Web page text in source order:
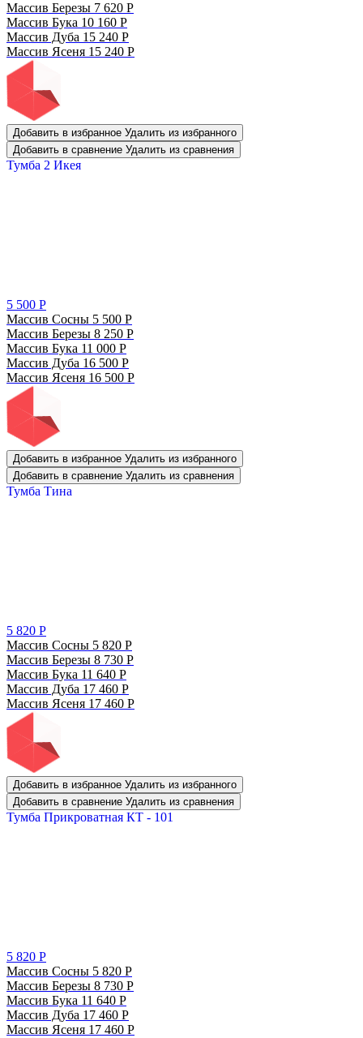
Массив Березы 7 620 Р
Массив Бука 10 160 Р
Массив Дуба 15 240 Р
Массив Ясеня 15 240 Р
Добавить в избранное Удалить из избранного
Добавить в сравнение Удалить из сравнения
Тумба 2 Икея
5 500 Р
Массив Сосны 5 500 Р
Массив Березы 8 250 Р
Массив Бука 11 000 Р
Массив Дуба 16 500 Р
Массив Ясеня 16 500 Р
Добавить в избранное Удалить из избранного
Добавить в сравнение Удалить из сравнения
Тумба Тина
5 820 Р
Массив Сосны 5 820 Р
Массив Березы 8 730 Р
Массив Бука 11 640 Р
Массив Дуба 17 460 Р
Массив Ясеня 17 460 Р
Добавить в избранное Удалить из избранного
Добавить в сравнение Удалить из сравнения
Тумба Прикроватная КТ - 101
5 820 Р
Массив Сосны 5 820 Р
Массив Березы 8 730 Р
Массив Бука 11 640 Р
Массив Дуба 17 460 Р
Массив Ясеня 17 460 Р